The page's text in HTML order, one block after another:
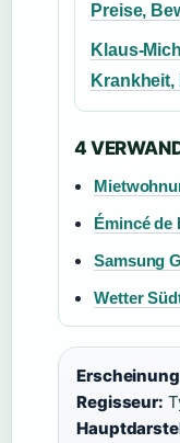
Preise,
Klaus-
4
Émincé
Samsung
Wetter
Regisseur: